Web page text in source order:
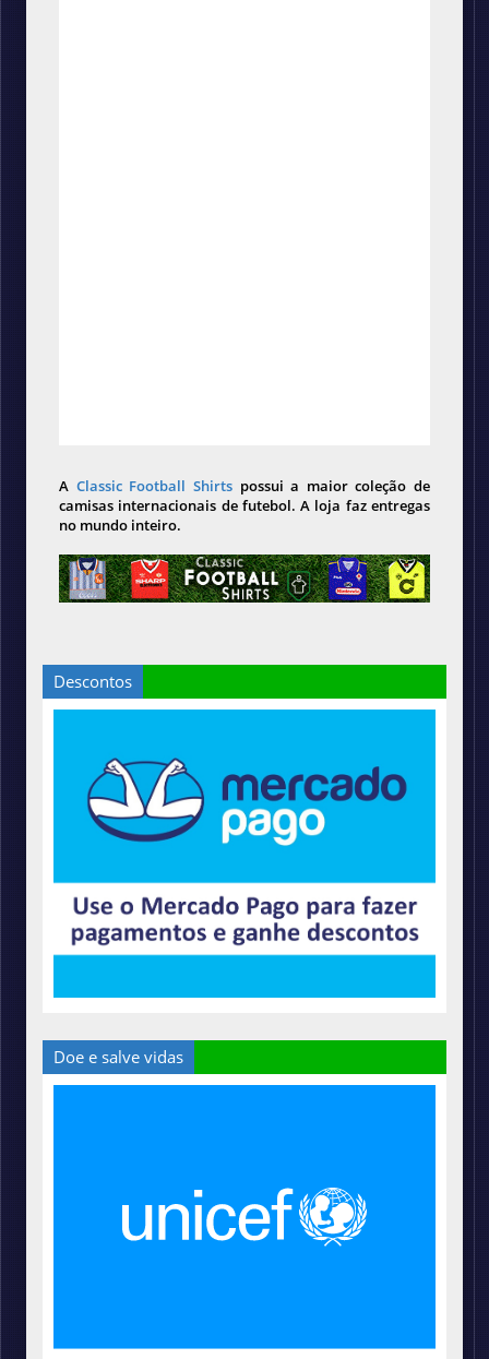
A Classic Football Shirts possui a maior coleção de
camisas internacionais de futebol. A loja faz entregas
no mundo inteiro.
Descontos
Doe e salve vidas